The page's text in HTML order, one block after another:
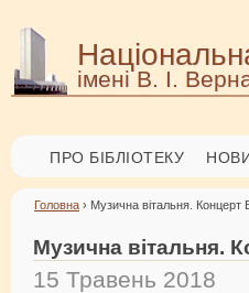
імені В. І.
ПРО БІБЛІОТЕКУ
Головна › Музична вітальня.
Музична вітальня.
15 Травень 2018